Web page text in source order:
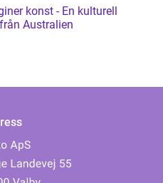
konst - En kulturell
Australien